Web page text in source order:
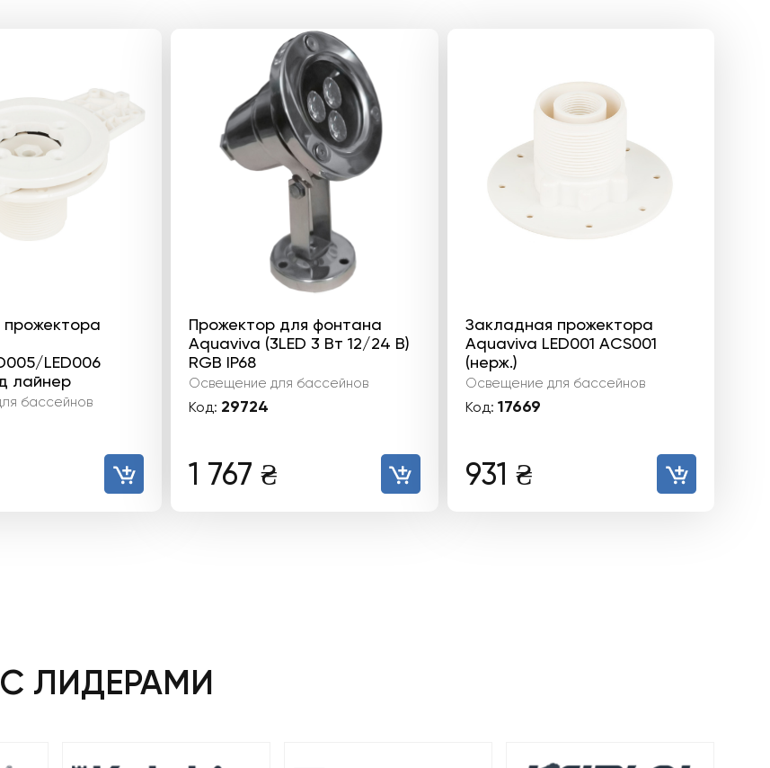
LED006
лайнер
бассейнов
Прожектор для фонтана
Aquaviva (3LED 3 Вт 12/24 В)
RGB IP68
Освещение для бассейнов
Код: 29724
1 767 ₴
Закладная прожектора
Aquaviva LED001 ACS001
(нерж.)
Освещение для бассейнов
Код: 17669
931 ₴
ЛИДЕРАМИ